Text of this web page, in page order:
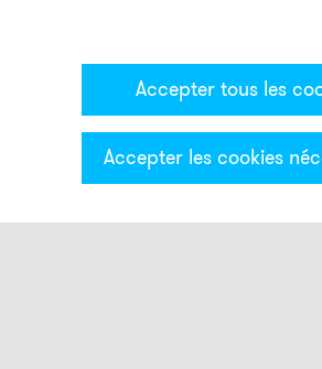
Catégories &
Accepter tous les
Accepter les cookies